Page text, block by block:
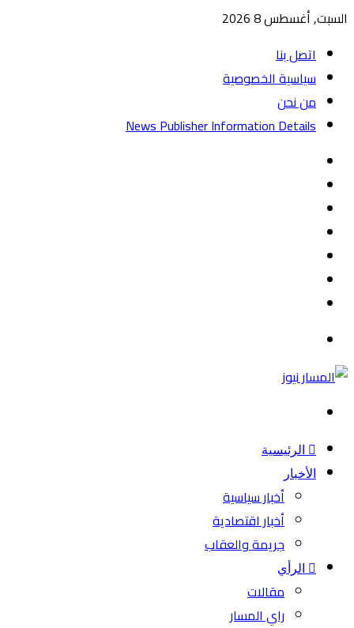
السبت, أغسطس 8 2026
اتصل بنا
سياسية الخصوصية
من نحن
News Publisher Information Details
الرئيسية
الأخبار
أخبار سياسية
أخبار اقتصادية
جريمة والعقاب
الرأي
مقالات
راي المسار